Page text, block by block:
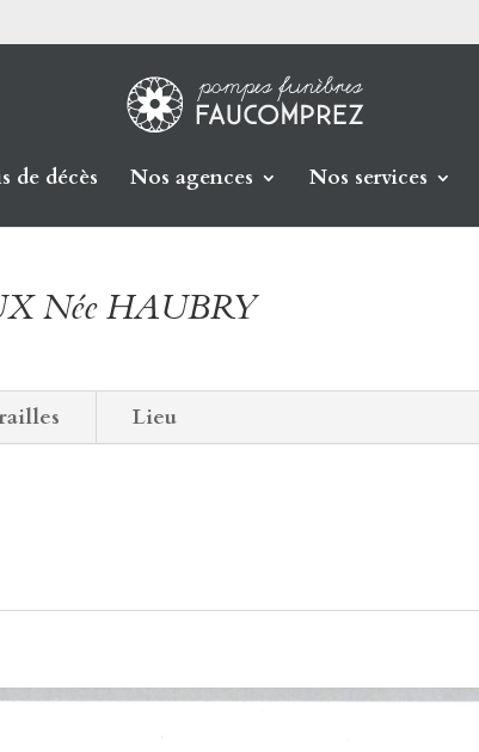
de décès Nos agences Nos services
Née HAUBRY
Lieu